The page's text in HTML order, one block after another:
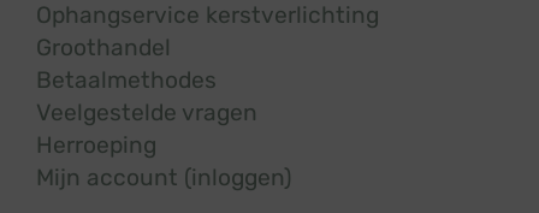
Ophangservice kerstverlichting
Groothandel
Betaalmethodes
Veelgestelde vragen
Herroeping
Mijn account (inloggen)